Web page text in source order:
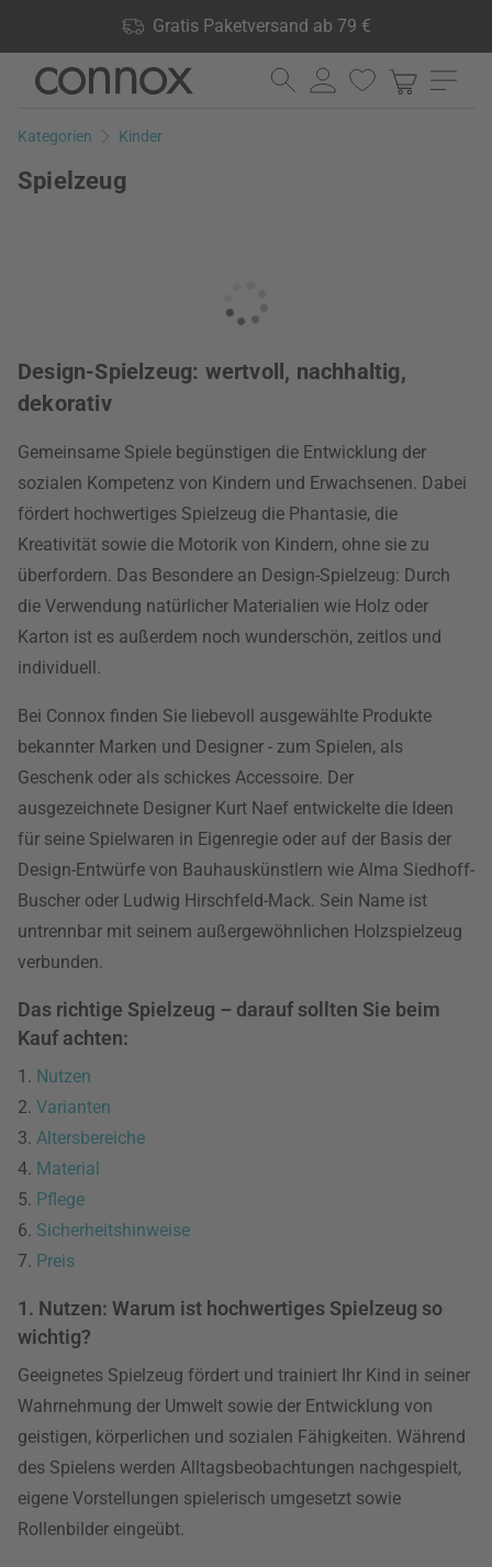
Gratis Paketversand ab 79 €
lagernd, 60 Tage Rückgaberecht
Direkt
Seiteninhalt
Direkt
Suchfeld
Kategorien Kinder
Spielzeug
Design-Spielzeug: wertvoll, nachhaltig,
dekorativ
Gemeinsame Spiele begünstigen die Entwicklung der
sozialen Kompetenz von Kindern und Erwachsenen. Dabei
fördert hochwertiges Spielzeug die Phantasie, die
Kreativität sowie die Motorik von Kindern, ohne sie zu
überfordern. Das Besondere an Design-Spielzeug: Durch
die Verwendung natürlicher Materialien wie Holz oder
Karton ist es außerdem noch wunderschön, zeitlos und
individuell.
Bei Connox finden Sie liebevoll ausgewählte Produkte
bekannter Marken und Designer - zum Spielen, als
Geschenk oder als schickes Accessoire. Der
ausgezeichnete Designer Kurt Naef entwickelte die Ideen
für seine Spielwaren in Eigenregie oder auf der Basis der
Design-Entwürfe von Bauhauskünstlern wie Alma Siedhoff-
Buscher oder Ludwig Hirschfeld-Mack. Sein Name ist
untrennbar mit seinem außergewöhnlichen Holzspielzeug
verbunden.
Das richtige Spielzeug – darauf sollten Sie beim
Kauf achten:
1. Nutzen
2. Varianten
3. Altersbereiche
4. Material
5. Pflege
6. Sicherheitshinweise
7. Preis
1. Nutzen: Warum ist hochwertiges Spielzeug so
wichtig?
Geeignetes Spielzeug fördert und trainiert Ihr Kind in seiner
Wahrnehmung der Umwelt sowie der Entwicklung von
geistigen, körperlichen und sozialen Fähigkeiten. Während
des Spielens werden Alltagsbeobachtungen nachgespielt,
eigene Vorstellungen spielerisch umgesetzt sowie
Rollenbilder eingeübt.